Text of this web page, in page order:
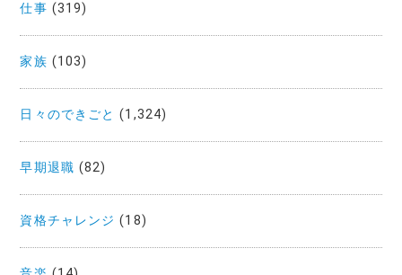
仕事 (319)
家族 (103)
日々のできごと (1,324)
早期退職 (82)
資格チャレンジ (18)